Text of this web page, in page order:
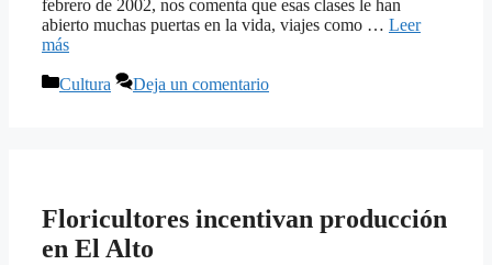
febrero de 2002, nos comenta que esas clases le han
abierto muchas puertas en la vida, viajes como … Leer
más
Categorías
Cultura Deja un comentario
Floricultores incentivan producción
en El Alto